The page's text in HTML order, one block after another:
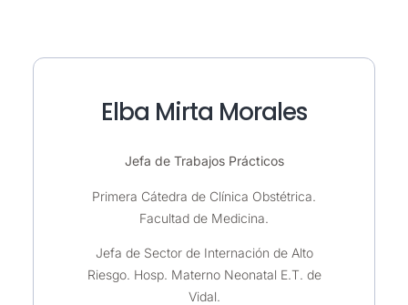
Elba Mirta Morales
Jefa de Trabajos Prácticos
Primera Cátedra de Clínica Obstétrica.
Facultad de Medicina.
Jefa de Sector de Internación de Alto
Riesgo. Hosp. Materno Neonatal E.T. de
Vidal.